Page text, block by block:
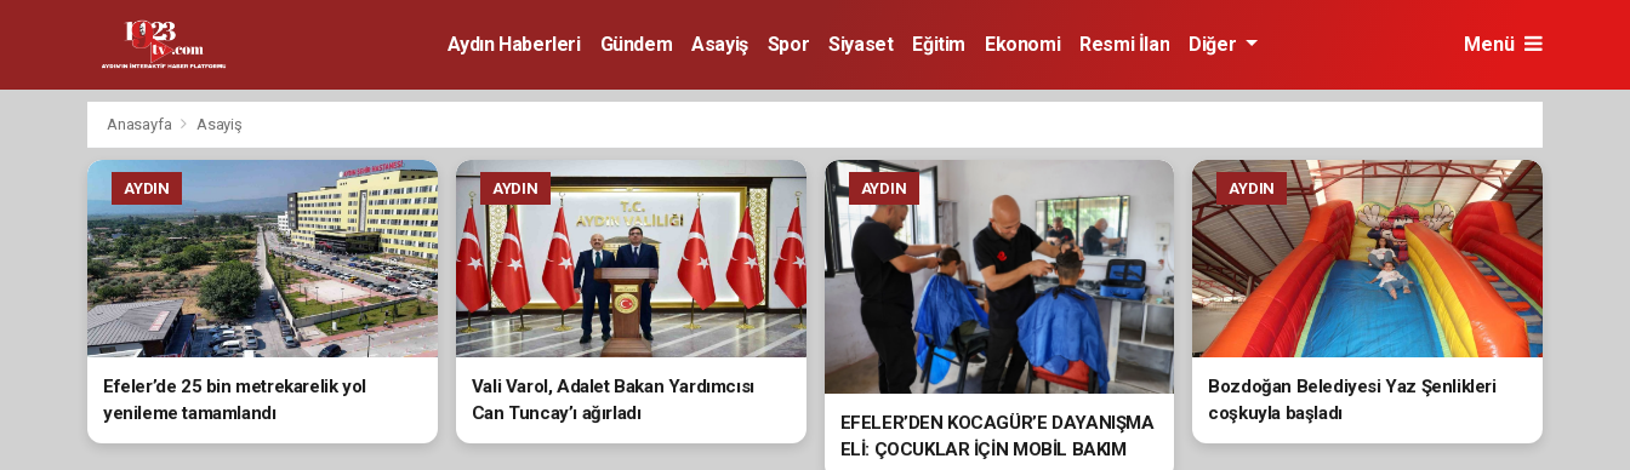
Aydın Haberleri Gündem Asayiş Spor Siyaset Eğitim Ekonomi Resmi İlan Diğer Menü
Anasayfa Asayiş
AYDIN
Efeler’de 25 bin metrekarelik yol
yenileme tamamlandı
AYDIN
Vali Varol, Adalet Bakan Yardımcısı
Can Tuncay’ı ağırladı
AYDIN
EFELER’DEN KOCAGÜR’E DAYANIŞMA
ELİ: ÇOCUKLAR İÇİN MOBİL BAKIM
AYDIN
Bozdoğan Belediyesi Yaz Şenlikleri
coşkuyla başladı